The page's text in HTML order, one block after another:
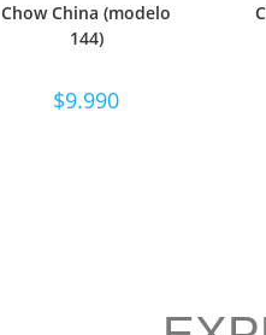
Chow China (modelo
144)
$9.990